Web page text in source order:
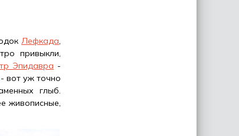
Лефкада,
привыкли,
Эпидавра -
- вот уж точно
глыб.
живописные,